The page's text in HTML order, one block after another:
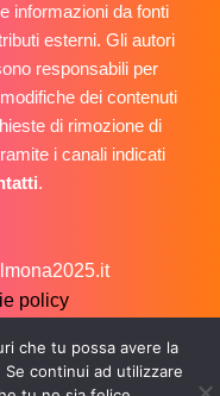
informazioni da fonti
esterni. Gli autori
responsabili per
dei contenuti
di rimozione di
i canali indicati
.
policy
che tu possa avere la
continui ad utilizzare